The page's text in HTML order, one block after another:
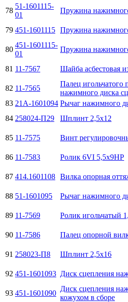
78
51-1601115-
01
Пружина
79 451-1601115 Пружина
80
451-1601115-
01
Пружина
81 11-7567 Шайба асбестовая
82 11-7565
Палец игольчатого
нажимного диска
83 21А-1601094 Рычаг нажимного
84 258024-П29 Шплинт 2,5х12
85 11-7575 Винт
86 11-7583 Ролик 6VI 5,5х9НР
87 414.1601108 Вилка опорная
88 51-1601095 Рычаг нажимного
89 11-7569 Ролик игольчатый
90 11-7586 Палец опорной
91 258023-П8 Шплинт 2,5х16
92 451-1601093 Диск сцепления
93 451-1601090
Диск сцепления
кожухом в сборе